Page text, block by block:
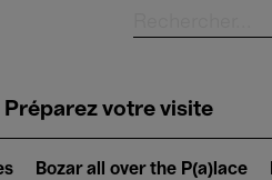
Préparez votre visite
Bozar all over the P(a)lace